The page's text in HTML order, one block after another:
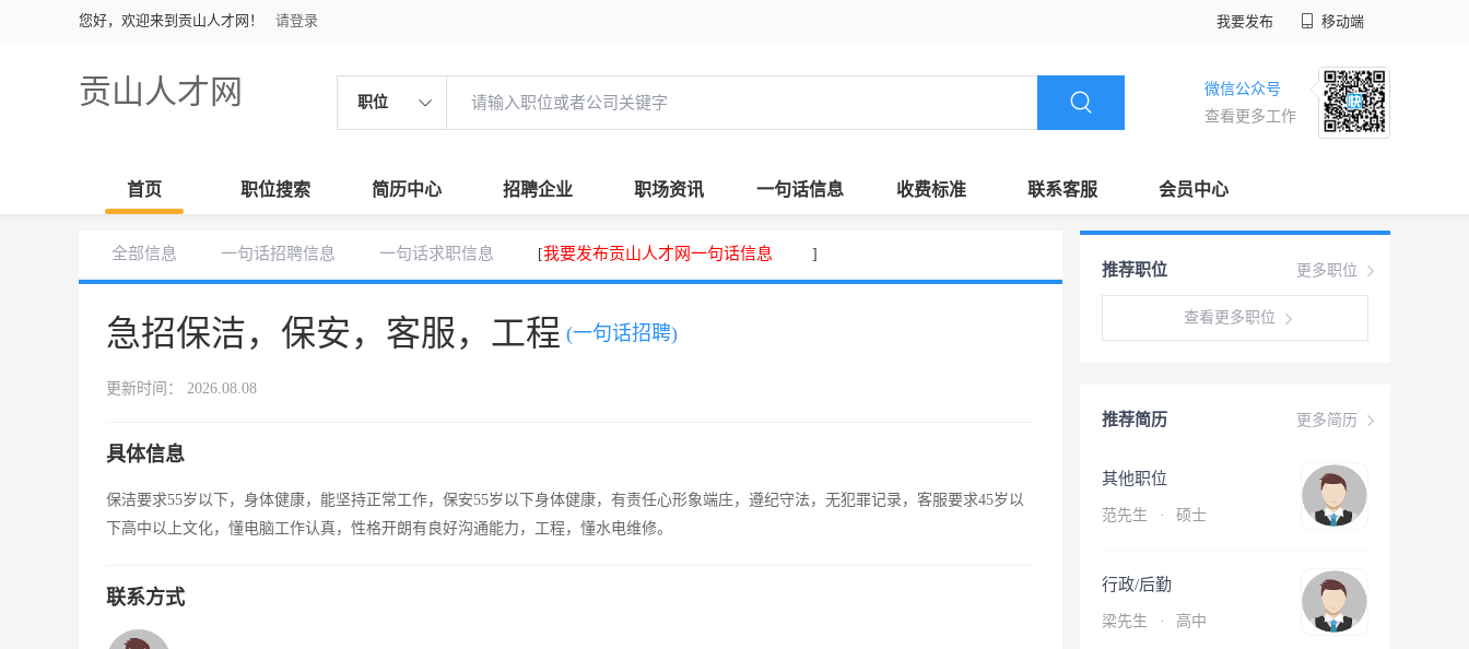
您好，欢迎来到贡山人才网！ 请登录 我要发布 移动端
贡山人才网 职位
微信公众号
查看更多工作
首页 职位搜索 简历中心 招聘企业 职场资讯 一句话信息 收费标准 联系客服 会员中心
全部信息 一句话招聘信息 一句话求职信息 [我要发布贡山人才网一句话信息 ]
急招保洁，保安，客服，工程 (一句话招聘)
更新时间： 2026.08.08
具体信息
保洁要求55岁以下，身体健康，能坚持正常工作，保安55岁以下身体健康，有责任心形象端庄，遵纪守法，无犯罪记录，客服要求45岁以
下高中以上文化，懂电脑工作认真，性格开朗有良好沟通能力，工程，懂水电维修。
联系方式
更多职位
推荐职位
查看更多职位
更多简历
推荐简历
其他职位
范先生 · 硕士
行政/后勤
梁先生 · 高中